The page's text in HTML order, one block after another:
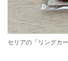
セリアの「リングカ